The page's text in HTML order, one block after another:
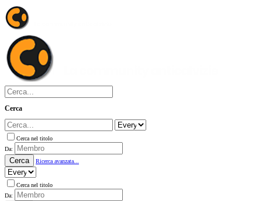
Cerca
Cerca nel titolo
Da:
Cerca Ricerca avanzata...
Cerca nel titolo
Da: